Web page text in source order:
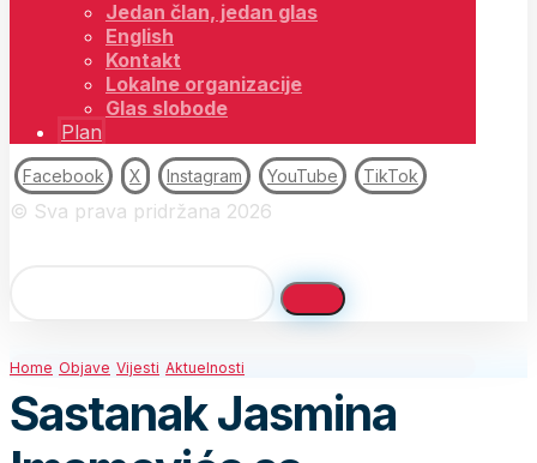
Jedan član, jedan glas
English
Kontakt
Lokalne organizacije
Glas slobode
Plan
Facebook X Instagram YouTube TikTok
© Sva prava pridržana 2026
Home Objave Vijesti Aktuelnosti
Sastanak Jasmina